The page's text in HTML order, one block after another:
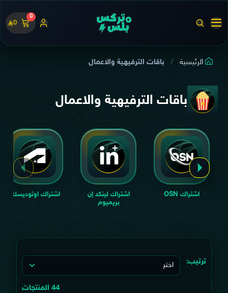
0
0
الرئيسية باقات الترفيهية والاعمال
باقات الترفيهية والاعمال
اشتراك OSN
اشتراك لينكد إن
بريميوم
اشتراك اوتوديسك
ترتيب:
44 المنتجات